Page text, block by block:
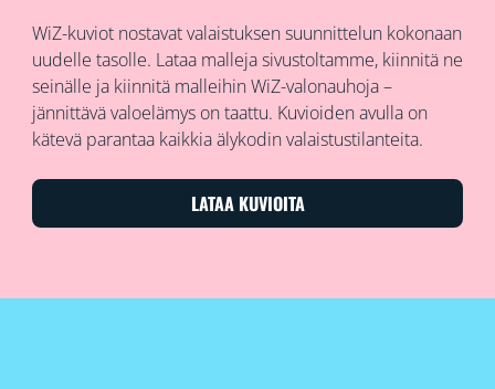
WiZ-kuviot nostavat valaistuksen suunnittelun kokonaan
uudelle tasolle. Lataa malleja sivustoltamme, kiinnitä ne
seinälle ja kiinnitä malleihin WiZ-valonauhoja –
jännittävä valoelämys on taattu. Kuvioiden avulla on
kätevä parantaa kaikkia älykodin valaistustilanteita.
LATAA KUVIOITA